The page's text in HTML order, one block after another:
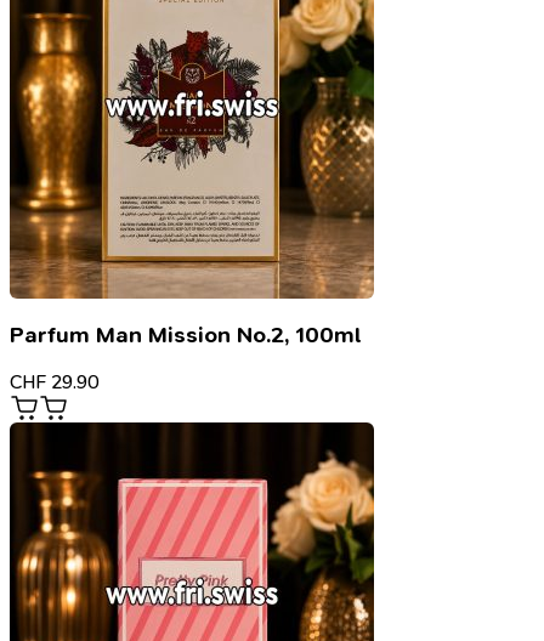
Parfum Man Mission No.2, 100ml
CHF 29.90